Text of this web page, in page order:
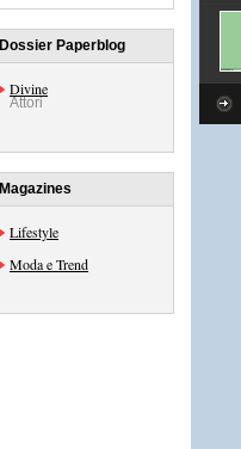
Dossier Paperblog
Divine
Attori
Magazines
Lifestyle
Moda e Trend